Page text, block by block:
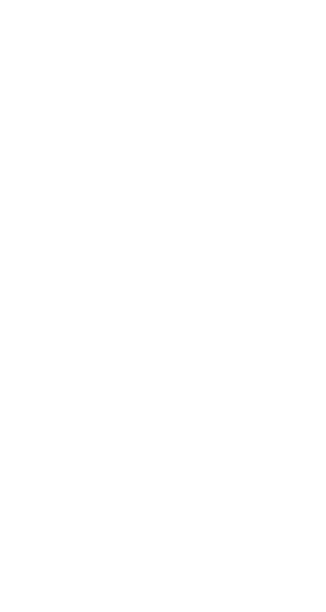
रही, बेटियां
देखती रहीं, दर्दनाक